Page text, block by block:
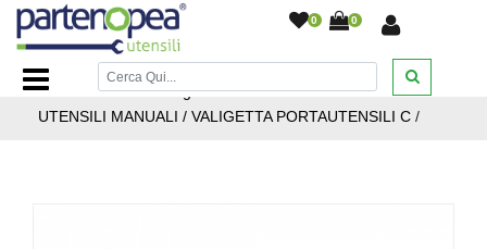
0 0
Home Page/BRICOLAGE E FAI DA TE/UTENSILI
MANUALI/Home Page / BRICOLAGE E FAI DA TE /
UTENSILI MANUALI / VALIGETTA PORTAUTENSILI C /